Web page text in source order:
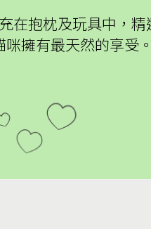
在抱枕及玩具中，
擁有最天然的享受。